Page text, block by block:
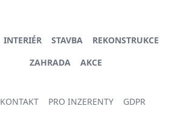
INTERIÉR STAVBA
REKONSTRUKCE
ZAHRADA
AKCE
KONTAKT PRO INZERENTY GDPR